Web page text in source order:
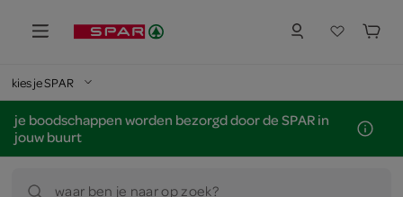
kies je SPAR
je boodschappen worden bezorgd door de SPAR in
jouw buurt
waar ben je naar op zoek?